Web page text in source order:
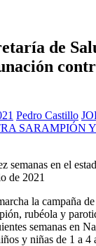
de
Pedro Castillo
SARAMPIÓN
semanas en el
de 2021
la campaña
rubéola y
semanas en
y niñas de 1 a 4